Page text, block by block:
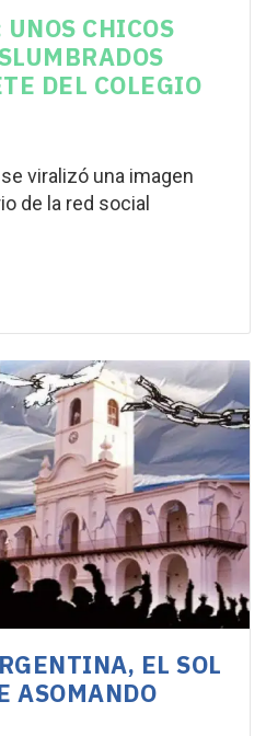
CHICOS
DEL COLEGIO
viralizó una imagen
de la red social
EL SOL
ASOMANDO